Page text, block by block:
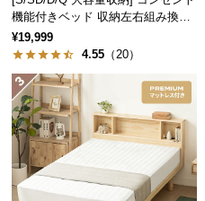
ビ
ス
に
つ
い
て
搬
入
機能付きベッド 収納左右組み換え
可能
¥19,999
4.55 （20）